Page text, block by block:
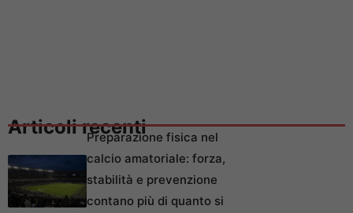
Articoli recentiPreparazione fisica nel
calcio amatoriale: forza,
stabilità e prevenzione
contano più di quanto si